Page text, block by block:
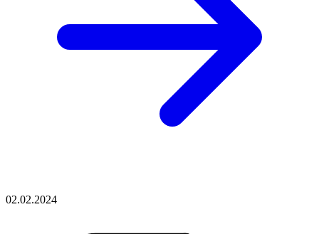
02.02.2024